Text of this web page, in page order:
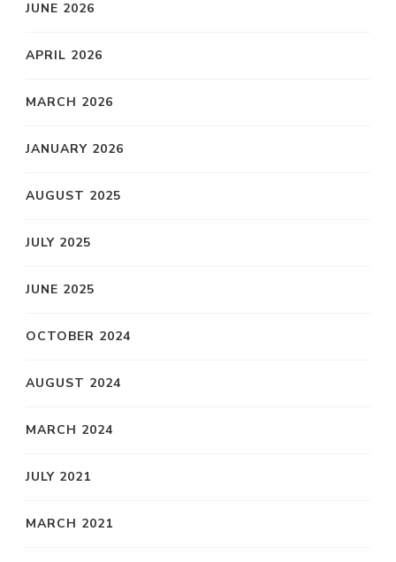
JUNE 2026
APRIL 2026
MARCH 2026
JANUARY 2026
AUGUST 2025
JULY 2025
JUNE 2025
OCTOBER 2024
AUGUST 2024
MARCH 2024
JULY 2021
MARCH 2021